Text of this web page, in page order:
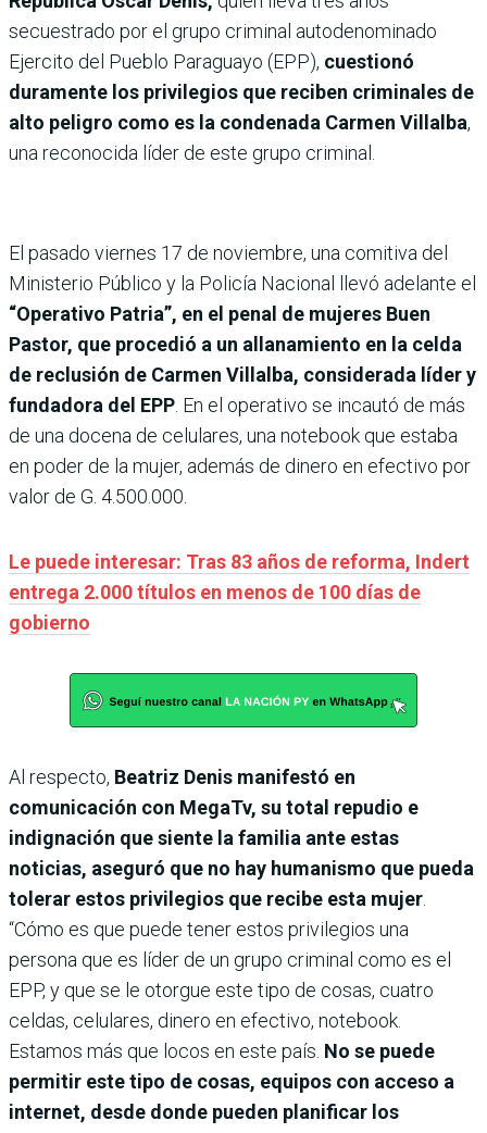
secuestrado por el grupo criminal autodenominado
Ejercito del Pueblo Paraguayo (EPP), cuestionó
duramente los privilegios que reciben criminales de
alto peligro como es la condenada Carmen Villalba,
una reconocida líder de este grupo criminal.
El pasado viernes 17 de noviembre, una comitiva del
Ministerio Público y la Policía Nacional llevó adelante el
“Operativo Patria”, en el penal de mujeres Buen
Pastor, que procedió a un allanamiento en la celda
de reclusión de Carmen Villalba, considerada líder y
fundadora del EPP. En el operativo se incautó de más
de una docena de celulares, una notebook que estaba
en poder de la mujer, además de dinero en efectivo por
valor de G. 4.500.000.
Le puede interesar: Tras 83 años de reforma, Indert
entrega 2.000 títulos en menos de 100 días de
gobierno
Al respecto, Beatriz Denis manifestó en
comunicación con MegaTv, su total repudio e
indignación que siente la familia ante estas
noticias, aseguró que no hay humanismo que pueda
tolerar estos privilegios que recibe esta mujer.
“Cómo es que puede tener estos privilegios una
persona que es líder de un grupo criminal como es el
EPP, y que se le otorgue este tipo de cosas, cuatro
celdas, celulares, dinero en efectivo, notebook.
Estamos más que locos en este país. No se puede
permitir este tipo de cosas, equipos con acceso a
internet, desde donde pueden planificar los